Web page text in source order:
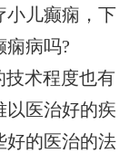
小儿癫痫，下
痫病吗?
技术程度也有
以医治好的疾
好的医治的法